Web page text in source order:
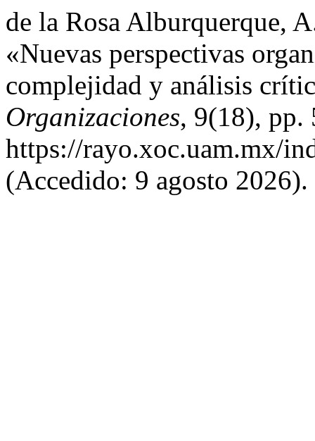
de la Rosa Alburquerque,
«Nuevas perspectivas
complejidad y análisis
Organizaciones, 9(18), pp.
https://rayo.xoc.uam.mx/
(Accedido: 9 agosto 2026).